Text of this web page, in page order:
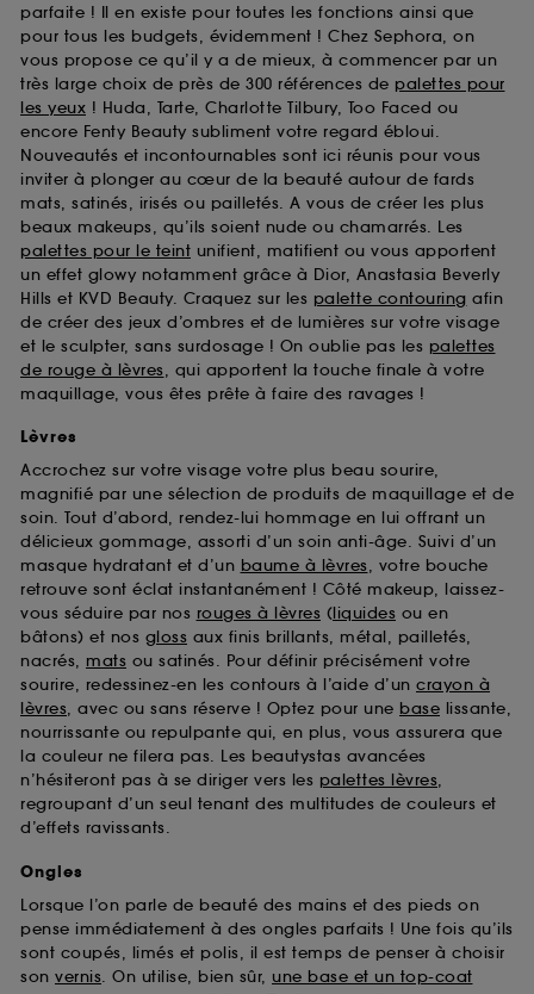
parfaite ! Il en existe pour toutes les fonctions ainsi que
pour tous les budgets, évidemment ! Chez Sephora, on
vous propose ce qu’il y a de mieux, à commencer par un
très large choix de près de 300 références de palettes pour
les yeux ! Huda, Tarte, Charlotte Tilbury, Too Faced ou
encore Fenty Beauty subliment votre regard ébloui.
Nouveautés et incontournables sont ici réunis pour vous
inviter à plonger au cœur de la beauté autour de fards
mats, satinés, irisés ou pailletés. A vous de créer les plus
beaux makeups, qu’ils soient nude ou chamarrés. Les
palettes pour le teint unifient, matifient ou vous apportent
un effet glowy notamment grâce à Dior, Anastasia Beverly
Hills et KVD Beauty. Craquez sur les palette contouring afin
de créer des jeux d’ombres et de lumières sur votre visage
et le sculpter, sans surdosage ! On oublie pas les palettes
de rouge à lèvres, qui apportent la touche finale à votre
maquillage, vous êtes prête à faire des ravages !
Lèvres
Accrochez sur votre visage votre plus beau sourire,
magnifié par une sélection de produits de maquillage et de
soin. Tout d’abord, rendez-lui hommage en lui offrant un
délicieux gommage, assorti d’un soin anti-âge. Suivi d’un
masque hydratant et d’un baume à lèvres, votre bouche
retrouve sont éclat instantanément ! Côté makeup, laissez-
vous séduire par nos rouges à lèvres (liquides ou en
bâtons) et nos gloss aux finis brillants, métal, pailletés,
nacrés, mats ou satinés. Pour définir précisément votre
sourire, redessinez-en les contours à l’aide d’un crayon à
lèvres, avec ou sans réserve ! Optez pour une base lissante,
nourrissante ou repulpante qui, en plus, vous assurera que
la couleur ne filera pas. Les beautystas avancées
n’hésiteront pas à se diriger vers les palettes lèvres,
regroupant d’un seul tenant des multitudes de couleurs et
d’effets ravissants.
Ongles
Lorsque l’on parle de beauté des mains et des pieds on
pense immédiatement à des ongles parfaits ! Une fois qu’ils
sont coupés, limés et polis, il est temps de penser à choisir
son vernis. On utilise, bien sûr, une base et un top-coat